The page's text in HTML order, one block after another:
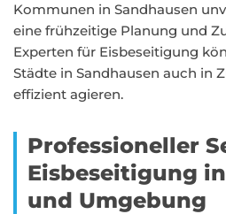
Kommunen in Sandhausen
eine frühzeitige Planung und
Experten für Eisbeseitigung
Städte in Sandhausen auch in
effizient agieren.
Professioneller
Eisbeseitigung
und Umgebung